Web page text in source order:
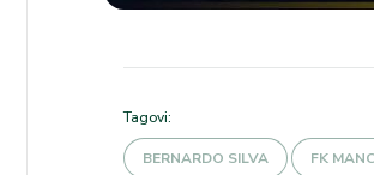
Tagovi:
BERNARDO SILVA FK